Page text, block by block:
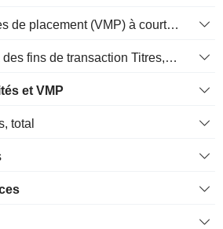
Valeur mobilières de placement (VMP) à court terme
Actifs détenus à des fins de transaction Titres, totalActifs détenus à des fins de transactions (Trading), Total.
et VMP
total